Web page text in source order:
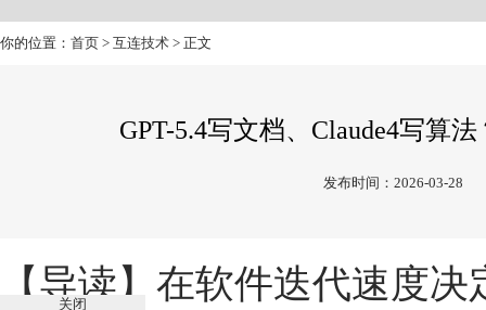
你的位置： 首页 > 互连技术 > 正文
GPT-5.4写文档、Claude4写算
发布时间：2026-03-28
【导读】在软件迭代速度
关闭